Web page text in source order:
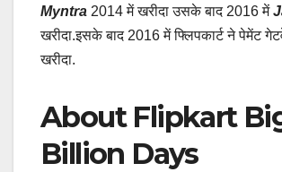
Myntra 2014 में खरीदा उसके बाद 2016 में
खरीदा.इसके बाद 2016 में फ्लिपकार्ट ने पेमेंट
खरीदा.
About Flipkart
Billion Days